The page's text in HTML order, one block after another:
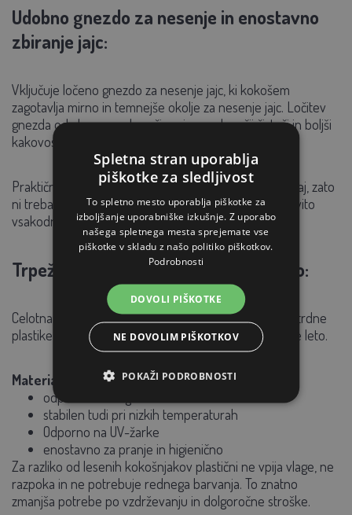
Udobno gnezdo za nesenje in enostavno
zbiranje jajc:
Vključuje ločeno gnezdo za nesenje jajc, ki kokošem
zagotavlja mirno in temnejše okolje za nesenje jajc. Ločitev
gnezda od glavnega območja prispeva k večji čistoči in boljši
kakovosti jajc.
Praktična odprtina omogoča priročno zbiranje od zunaj, zato
ni treba vstopati v kurnik. To omogoča hitro in učinkovito
vsakodnevno nego.
Trpežna plastika za celoletno uporabo:
Celotna konstrukcija je izdelana iz visokokakovostne, trdne
plastike, ki je zasnovana za zunanjo uporabo skozi vse leto.
Material je:
odporen na vlago in dež
stabilen tudi pri nizkih temperaturah
Odporno na UV-žarke
enostavno za pranje in higienično
Za razliko od lesenih kokošnjakov plastični ne vpija vlage, ne
razpoka in ne potrebuje rednega barvanja. To znatno
zmanjša potrebe po vzdrževanju in dolgoročne stroške.
Spletna stran uporablja
piškotke za sledljivost
To spletno mesto uporablja piškotke za
izboljšanje uporabniške izkušnje. Z uporabo
našega spletnega mesta sprejemate vse
piškotke v skladu z našo politiko piškotkov.
Podrobnosti
DOVOLI PIŠKOTKE
NE DOVOLIM PIŠKOTKOV
POKAŽI PODROBNOSTI